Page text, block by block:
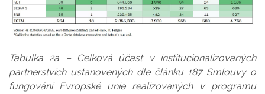
Tabulka 2a – Celková účast v institucionalizovaných
partnerstvích ustanovených dle článku 187 Smlouvy o
fungování Evropské unie realizovaných v programu